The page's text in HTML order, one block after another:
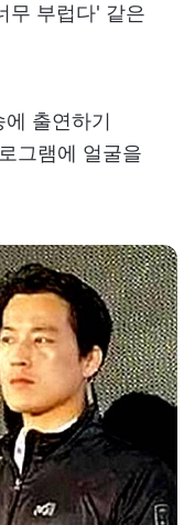
무 부럽다' 같은
출연하기
그램에 얼굴을